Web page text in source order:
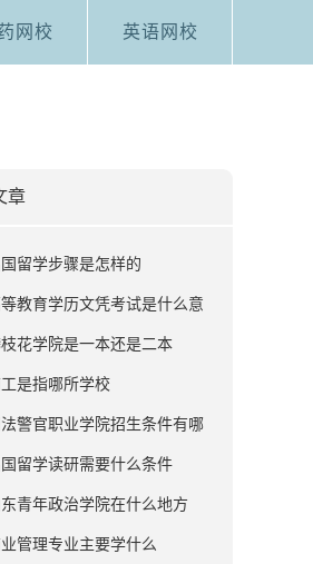
网校 英语网校
章
留学步骤是怎样的
教育学历文凭考试是什么意
花学院是一本还是二本
是指哪所学校
警官职业学院招生条件有哪
留学读研需要什么条件
青年政治学院在什么地方
管理专业主要学什么